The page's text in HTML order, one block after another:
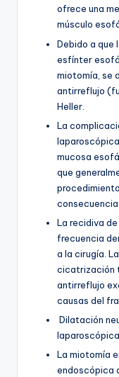
ofrece una
músculo
Debido a que
esfínter
miotomía, se
antirreflujo
Heller.
La
mucosa
que
consecuencia.
La recidiva
frecuencia
a la cirugía.
cicatrización
antirreflujo
causas del
Dilatación
laparoscópica
La miotomía
endoscópica